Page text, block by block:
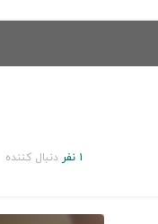
۱ نفر دنبال کننده